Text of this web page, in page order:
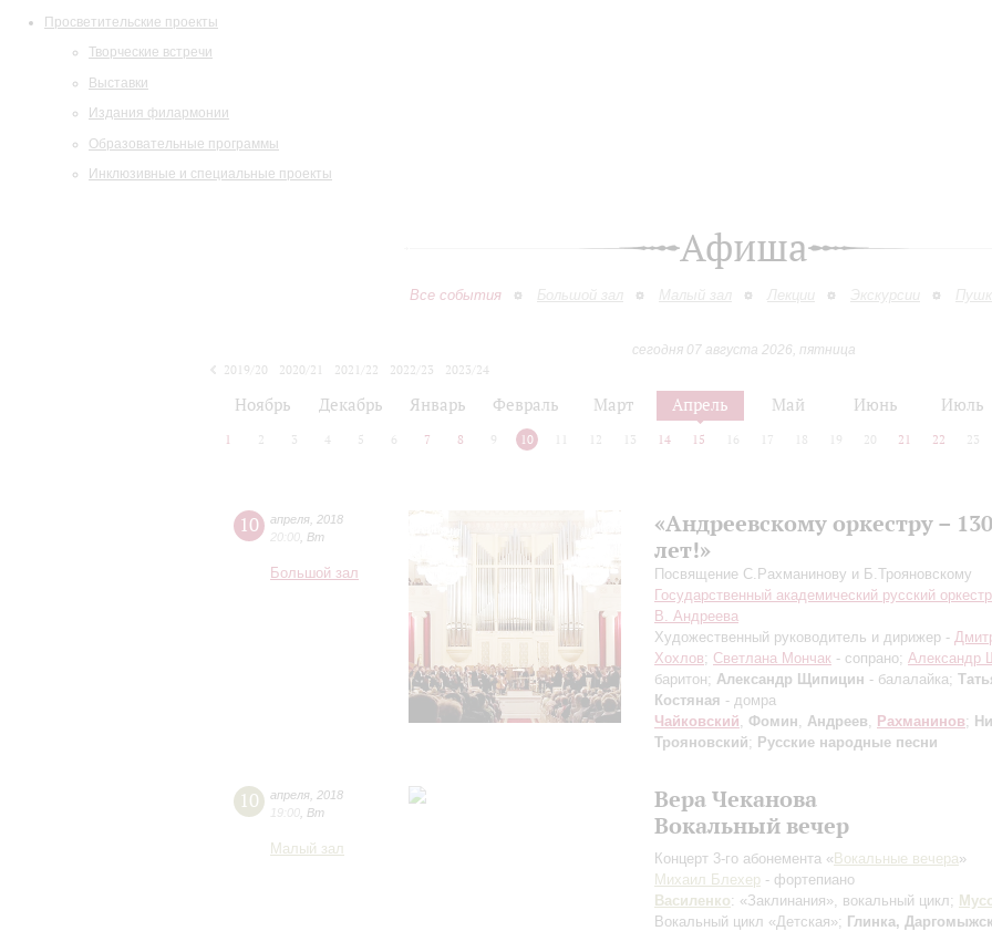
Просветительские проекты
Творческие встречи
Выставки
Издания филармонии
Образовательные программы
Инклюзивные и специальные проекты
Афиша
Все события Большой зал Малый зал Лекции Экскурсии
сегодня 07 августа 2026, пятница
2019/20
2020/21 2021/22 2022/23
2023/24
Ноябрь Декабрь Январь Февраль Март Апрель Май Июнь Июль
1 2 3 4 5 6 7 8 9 10 12 13 14 15 16 17 18 19 20 21 22 23
10 апреля 2018
20:00 Вт
Большой зал
«Андреевскому оркестру – 130
лет!»
Посвящение С.Рахманинову и Б.Трояновскому
Государственный академический русский
В. Андреева
Художественный руководитель и дирижер -
Хохлов; Светлана Мончак - сопрано; Александр
баритон; Александр Щипицин - балалайка;
Костяная - домра
Чайковский, Фомин, Андреев, Рахманинов;
Трояновский; Русские народные песни
10 апреля 2018
19:00 Вт
Малый зал
Вера Чеканова
Вокальный вечер
Концерт 3-го абонемента « Вокальные вечера»
Михаил Блехер - фортепиано
Василенко: «Заклинания», вокальный цикл;
Вокальный цикл «Детская»; Глинка,